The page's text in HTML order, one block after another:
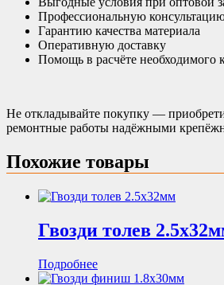
Профессиональную
Гарантию качества материала
Оперативную доставку
Помощь в расчёте необходимого
Не откладывайте покупку —
ремонтные работы надёжными
Похожие товары
Гвозди толев
Подробнее